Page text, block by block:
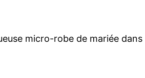
micro-robe de mariée dans